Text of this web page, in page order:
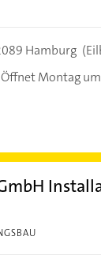
Hamburg
Öffnet Montag